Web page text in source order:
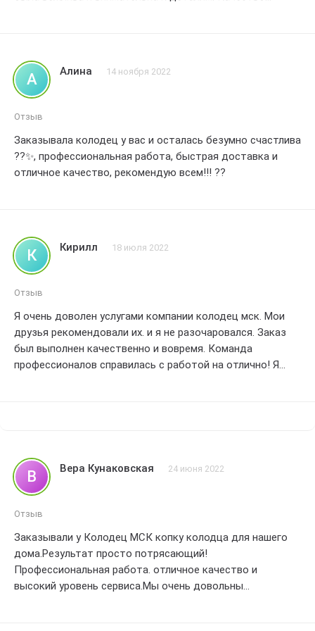
А Алина 14 ноября 2022
Отзыв
Заказывала колодец у вас и осталась безумно счастлива
??✨, профессиональная работа, быстрая доставка и
отличное качество, рекомендую всем!!! ??
К Кирилл 18 июля 2022
Отзыв
Я очень доволен услугами компании колодец мск. Мои
друзья рекомендовали их. и я не разочаровался. Заказ
был выполнен качественно и вовремя. Команда
профессионалов справилась с работой на отлично! Я
В Вера Кунаковская 24 июня 2022
Отзыв
Заказывали у Колодец МСК копку колодца для нашего
дома.Результат просто потрясающий!
Профессиональная работа. отличное качество и
высокий уровень сервиса.Мы очень довольны